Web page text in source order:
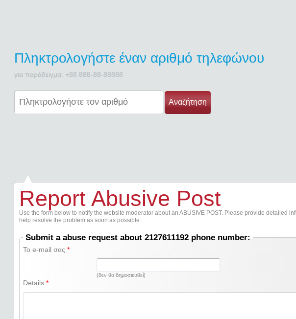
Πληκτρολογήστε έναν αριθμό τηλεφώνου
για παράδειγμα: +88 888-88-88888
Αναζήτηση
Report Abusive Post
Use the form below to notify the website moderator about an ABUSIVE POST. Please provide detailed
help resolve the problem as soon as possible.
Submit a abuse request about 2127611192 phone number:
Το e-mail σας*
(δεν θα δημοσιευθεί)
Details*